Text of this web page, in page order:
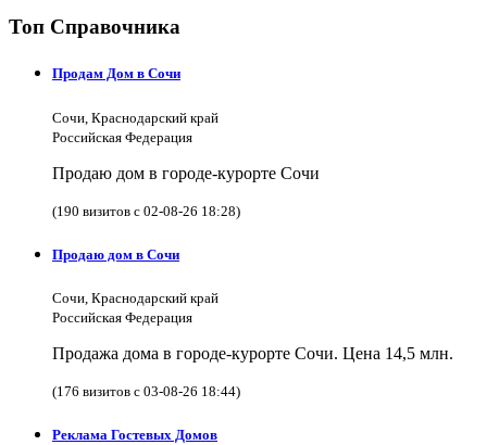
Топ Справочника
Продам Дом в Сочи
Сочи, Краснодарский край
Российская Федерация
Продаю дом в городе-курорте Сочи
(190 визитов с 02-08-26 18:28)
Продаю дом в Сочи
Сочи, Краснодарский край
Российская Федерация
Продажа дома в городе-курорте Сочи. Цена 14,5 млн.
(176 визитов с 03-08-26 18:44)
Реклама Гостевых Домов